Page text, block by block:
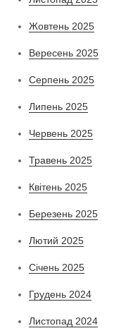
Жовтень 2025
Вересень 2025
Серпень 2025
Липень 2025
Червень 2025
Травень 2025
Квітень 2025
Березень 2025
Лютий 2025
Січень 2025
Грудень 2024
Листопад 2024